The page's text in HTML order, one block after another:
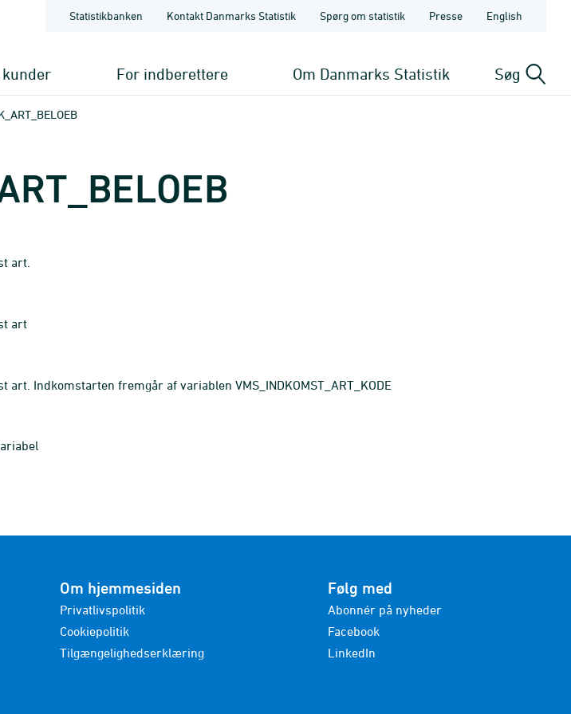
Statistikbanken Kontakt Danmarks Statistik Spørg om statistik Presse English
For indberettere Om Danmarks Statistik Søg
art.
art
Indkomstarten fremgår af variablen VMS_INDKOMST_ART_KODE
Om hjemmesiden
Privatlivspolitik
Cookiepolitik
Tilgængelighedserklæring
Følg med
Abonnér på nyheder
Facebook
LinkedIn